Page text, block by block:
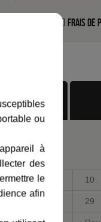
Frais
complète
10
29
ou
à
des
le
afin